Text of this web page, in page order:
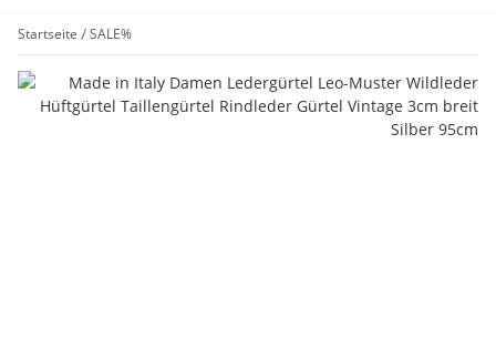
Startseite SALE%